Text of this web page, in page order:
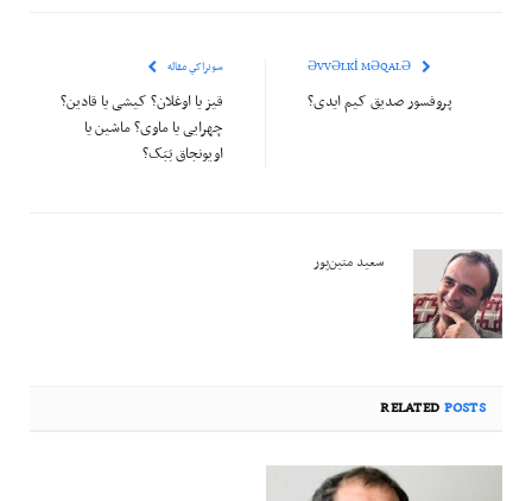
پروفسور صدیق کیم ایدی؟
سونراکي مقاله
قیز یا اوغلان؟ کیشی یا قادین؟
چهرایی یا ماوی؟ ماشین یا
اویونجاق بَبَک؟
سعید متین‌پور
RELATED POSTS